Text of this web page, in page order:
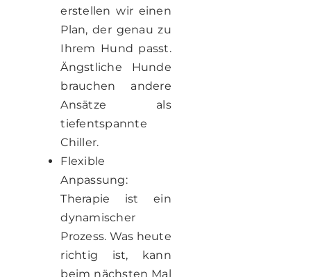
erstellen wir einen
Plan, der genau zu
Ihrem Hund passt.
Ängstliche Hunde
brauchen andere
Ansätze als
tiefentspannte
Chiller.
Flexible
Anpassung:
Therapie ist ein
dynamischer
Prozess. Was heute
richtig ist, kann
beim nächsten Mal